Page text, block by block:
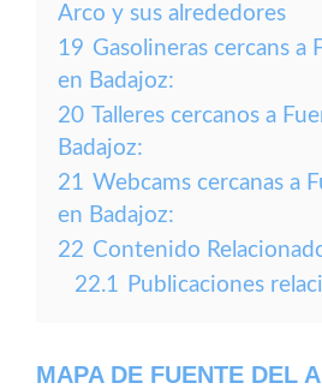
Arco y sus alrededores
19 Gasolineras cercans a
en Badajoz:
20 Talleres cercanos a
Badajoz:
21 Webcams cercanas a
en Badajoz:
22 Contenido
22.1 Publicaciones
MAPA DE FUENTE DEL